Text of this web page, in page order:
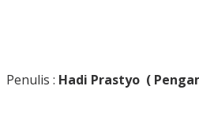
‎Penulis : Hadi Prastyo (